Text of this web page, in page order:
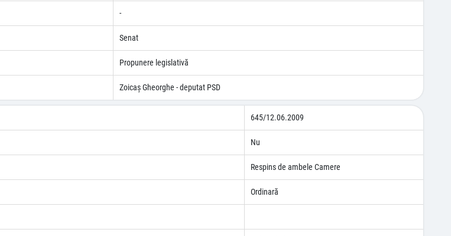
-
Senat
Propunere legislativă
Zoicaş Gheorghe - deputat PSD
645/12.06.2009
Nu
Respins de ambele Camere
Ordinară